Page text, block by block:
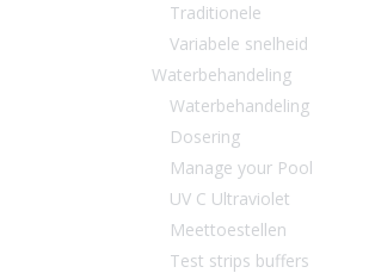
Traditionele
Variabele snelheid
Waterbehandeling
Waterbehandeling
Dosering
Manage your Pool
UV C Ultraviolet
Meettoestellen
Test strips buffers